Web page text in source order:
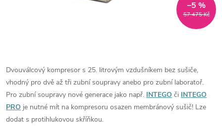
57 475 Kč
–5 %
Dvouválcový kompresor s 25. litrovým vzdušníkem bez sušiče,
vhodný pro dvě až tři zubní soupravy anebo pro zubní laboratoř.
Pro zubní soupravy nové generace jako např. INTEGO či INTEGO
PRO je nutné mít na kompresoru osazen membránový sušič! Lze
dodat s protihlukovou skříňkou.